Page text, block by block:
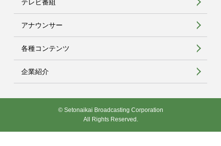
テレビ番組
アナウンサー
各種コンテンツ
企業紹介
© Setonaikai Broadcasting Corporation
All Rights Reserved.